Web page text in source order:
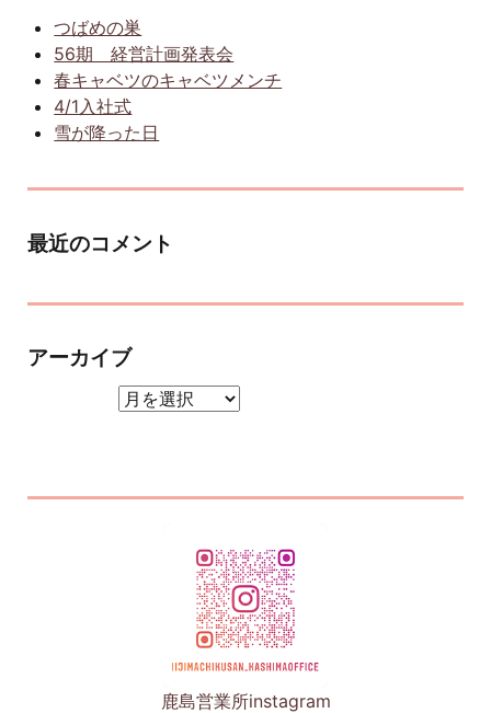
つばめの巣
56期 経営計画発表会
春キャベツのキャベツメンチ
4/1入社式
雪が降った日
最近のコメント
アーカイブ
鹿島営業所instagram